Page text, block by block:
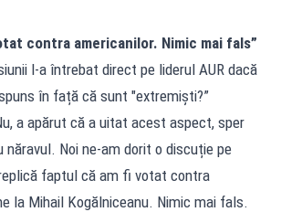
contra americanilor. Nimic mai fals”
l-a întrebat direct pe liderul AUR dacă
în față că sunt "extremiști?”
a apărut că a uitat acest aspect, sper
năravul. Noi ne-am dorit o discuție pe
faptul că am fi votat contra
la Mihail Kogălniceanu. Nimic mai fals.